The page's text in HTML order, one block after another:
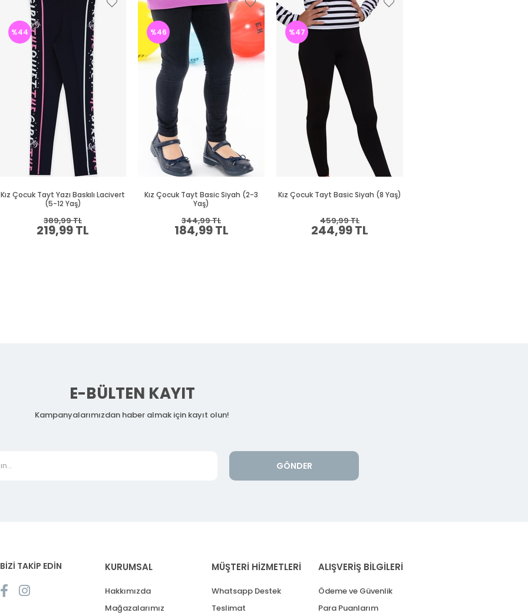
Kız Çocuk Tayt Yazı Baskılı Lacivert
(5-12 Yaş)
219,99 TL
389,99 TL
%44
Kız Çocuk Tayt Basic Siyah (2-3
Yaş)
184,99 TL
344,99 TL
%46
Kız Çocuk Tayt Basic Siyah (8 Yaş)
244,99 TL
459,99 TL
%47
E-BÜLTEN KAYIT
Kampanyalarımızdan haber almak için kayıt olun!
GÖNDER
BİZİ TAKİP EDİN KURUMSAL
Hakkımızda
Mağazalarımız
MÜŞTERİ HİZMETLERİ
Whatsapp Destek
Teslimat
ALIŞVERİŞ BİLGİLERİ
Ödeme ve Güvenlik
Para Puanlarım